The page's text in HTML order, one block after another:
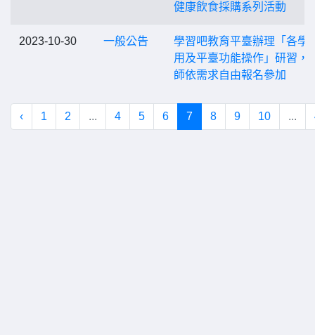
健康飲食採購系列活動
2023-10-30 一般公告
學習吧教育平臺辦理「各學
用及平臺功能操作」研習，
師依需求自由報名參加
‹ 1 2 ... 4 5 6 7 8 9 10 ...